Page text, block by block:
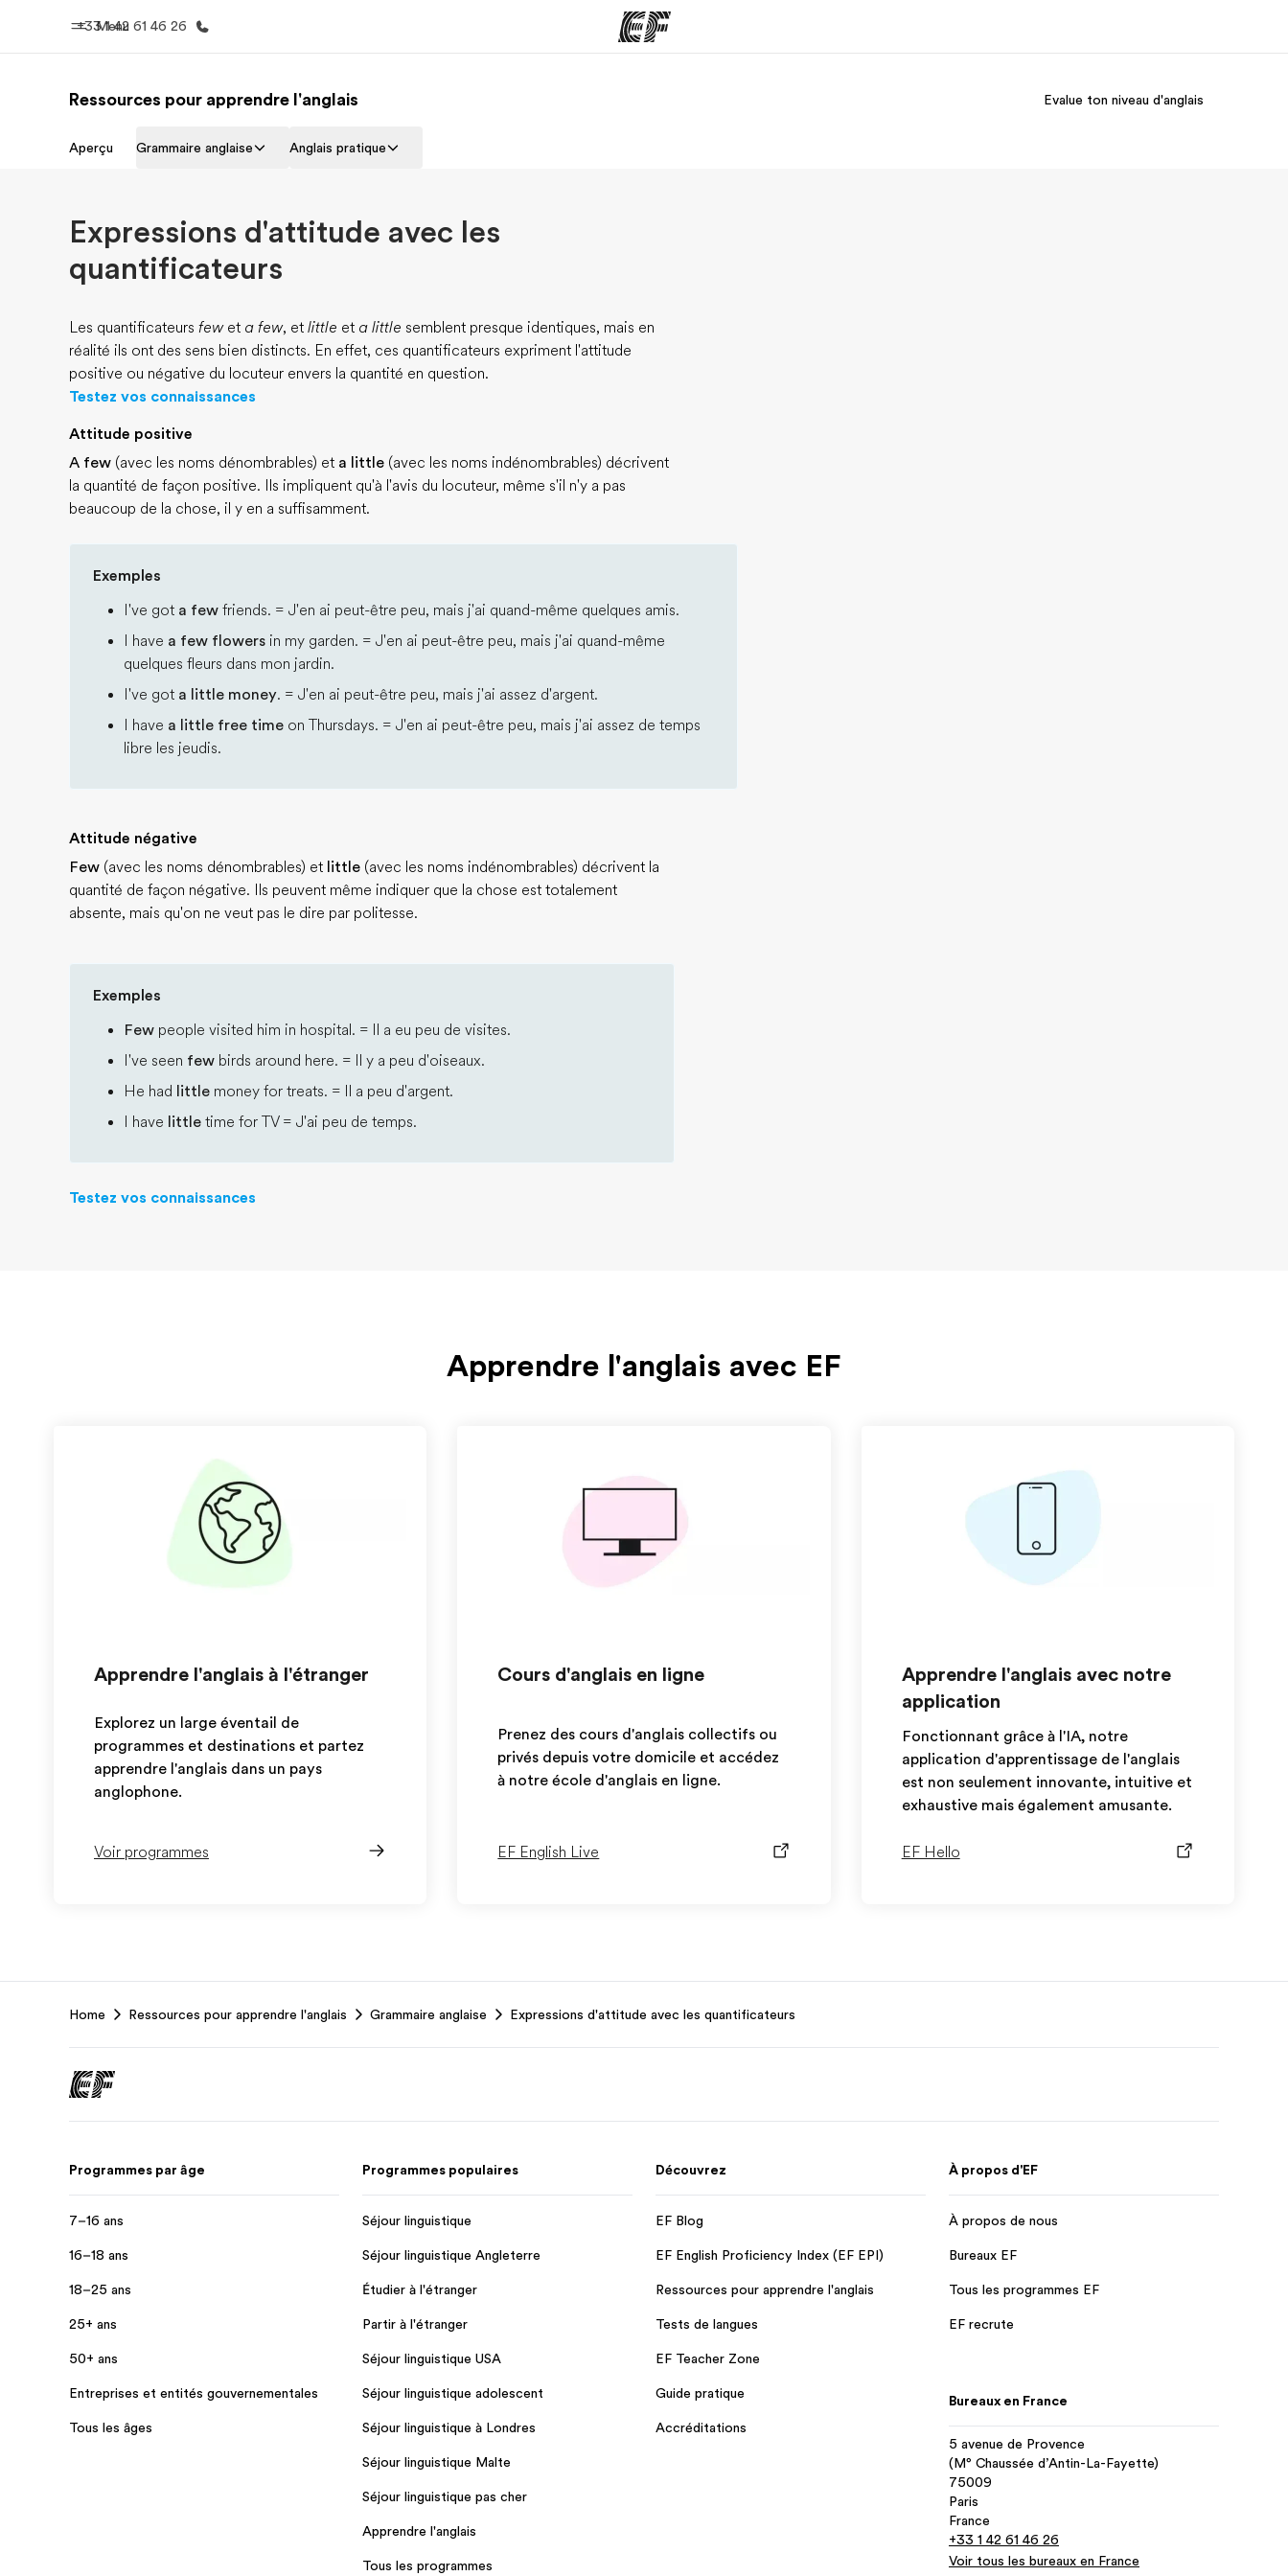
Menu
+33 1 42 61 46 26
Accueil Programmes
Ressources pour apprendre l'anglais Evalue ton niveau d'anglais
Aperçu Grammaire anglaise Anglais pratique
Expressions d'attitude avec les
quantificateurs
Les quantificateurs fewet a few, et little et a little semblent presque identiques, mais en
réalité ils ont des sens bien distincts. En effet, ces quantificateurs expriment l'attitude
positive ou négative du locuteur envers la quantité en question.
Testez vos connaissances
Attitude positive
A few (avec les noms dénombrables) et a little (avec les noms indénombrables) décrivent
la quantité de façon positive. Ils impliquent qu'à l'avis du locuteur, même s'il n'y a pas
beaucoup de la chose, il y en a suffisamment.
Exemples
I've got a few friends. = J'en ai peut-être peu, mais j'ai quand-même quelques amis.
I have a few flowers in my garden. = J'en ai peut-être peu, mais j'ai quand-même
quelques fleurs dans mon jardin.
I've got a little money. = J'en ai peut-être peu, mais j'ai assez d'argent.
I have a little free time on Thursdays. = J'en ai peut-être peu, mais j'ai assez de temps
libre les jeudis.
Attitude négative
Few (avec les noms dénombrables) et little (avec les noms indénombrables) décrivent la
quantité de façon négative. Ils peuvent même indiquer que la chose est totalement
absente, mais qu'on ne veut pas le dire par politesse.
Exemples
Few people visited him in hospital. = Il a eu peu de visites.
I've seen few birds around here. = Il y a peu d'oiseaux.
He had
little money for treats. = Il a peu d'argent.
I have little time for TV = J'ai peu de temps.
Testez vos connaissances
Apprendre l'anglais avec EF
Apprendre l'anglais à l'étranger
Explorez un large éventail de
programmes et destinations et partez
apprendre l'anglais dans un pays
anglophone.
Voir programmes
Cours d'anglais en ligne
Prenez des cours d'anglais collectifs ou
privés depuis votre domicile et accédez
à notre école d'anglais en ligne.
EF English Live
Apprendre l'anglais avec notre
application
Fonctionnant grâce à l'IA, notre
application d'apprentissage de l'anglais
est non seulement innovante, intuitive et
exhaustive mais également amusante.
EF Hello
Home Ressources pour apprendre l'anglais Grammaire anglaise Expressions d'attitude avec les quantificateurs
Programmes par âge
7–16 ans
16–18 ans
18–25 ans
25+ ans
50+ ans
Entreprises et entités gouvernementales
Tous les âges
Programmes populaires
Séjour linguistique
Séjour linguistique Angleterre
Étudier à l'étranger
Partir à l'étranger
Séjour linguistique USA
Séjour linguistique adolescent
Séjour linguistique à Londres
Séjour linguistique Malte
Séjour linguistique pas cher
Apprendre l'anglais
Tous les programmes
Découvrez
EF Blog
EF English Proficiency Index (EF EPI)
Ressources pour apprendre l'anglais
Tests de langues
EF Teacher Zone
Guide pratique
Accréditations
À propos d'EF
À propos de nous
Bureaux EF
Tous les programmes EF
EF recrute
Bureaux en France
5 avenue de Provence
(M° Chaussée d’Antin-La-Fayette)
75009
Paris
France
+33 1 42 61 46 26
Voir tous les bureaux en France